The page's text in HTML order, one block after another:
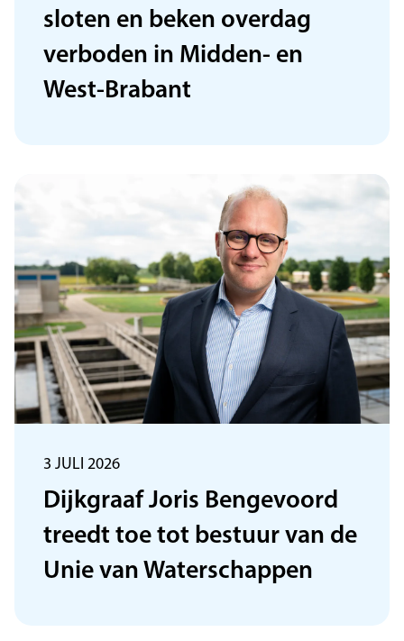
sloten en beken overdag
verboden in Midden- en
West-Brabant
Dijkgraaf Joris Bengevoord
treedt toe tot bestuur van de
Unie van Waterschappen
3 JULI 2026